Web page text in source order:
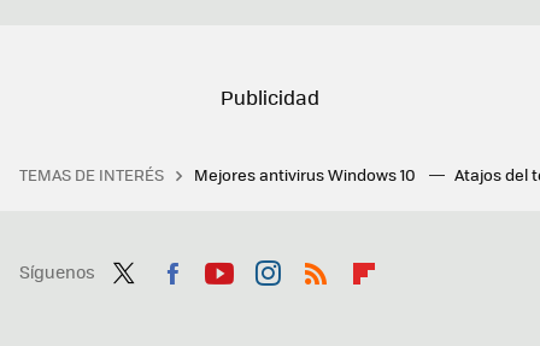
TEMAS DE INTERÉS Mejores antivirus Windows 10 Atajos del
Síguenos